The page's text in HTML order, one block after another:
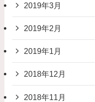
2019年3月
2019年2月
2019年1月
2018年12月
2018年11月